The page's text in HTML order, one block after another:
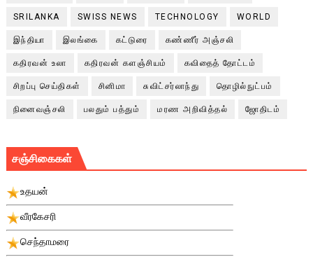
SRILANKA SWISS NEWS TECHNOLOGY WORLD
இந்தியா இலங்கை கட்டுரை கண்ணீர் அஞ்சலி
கதிரவன் உலா கதிரவன் களஞ்சியம் கவிதைத் தோட்டம்
சிறப்பு செய்திகள் சினிமா சுவிட்சர்லாந்து தொழில்நுட்பம்
நினைவஞ்சலி பலதும் பத்தும் மரண அறிவித்தல் ஜோதிடம்
சஞ்சிகைகள்
உதயன்
வீரகேசரி
செந்தாமரை